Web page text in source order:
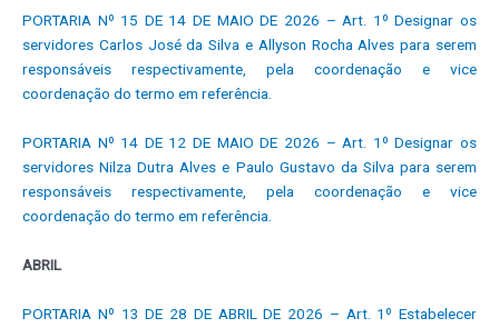
PORTARIA Nº 15 DE 14 DE MAIO DE 2026 – Art. 1º Designar os
servidores Carlos José da Silva e Allyson Rocha Alves para serem
responsáveis respectivamente, pela coordenação e vice
coordenação do termo em referência.
PORTARIA Nº 14 DE 12 DE MAIO DE 2026 – Art. 1º Designar os
servidores Nilza Dutra Alves e Paulo Gustavo da Silva para serem
responsáveis respectivamente, pela coordenação e vice
coordenação do termo em referência.
ABRIL
PORTARIA Nº 13 DE 28 DE ABRIL DE 2026 – Art. 1º Estabelecer